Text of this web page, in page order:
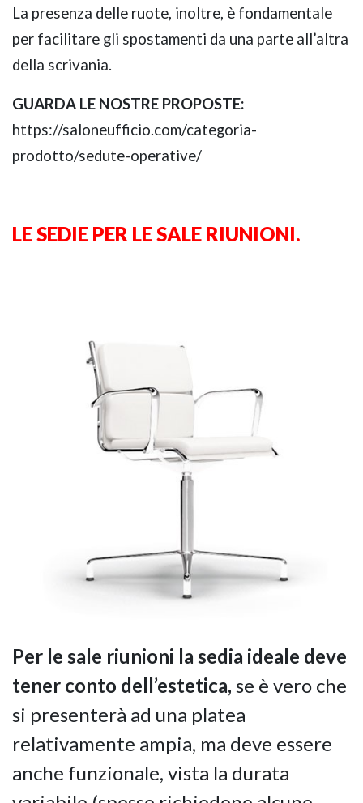
La presenza delle ruote, inoltre, è fondamentale
per facilitare gli spostamenti da una parte all’altra
della scrivania.
GUARDA LE NOSTRE PROPOSTE:
https://saloneufficio.com/categoria-
prodotto/sedute-operative/
LE SEDIE PER LE SALE RIUNIONI.
Per le sale riunioni la sedia ideale deve
tener conto dell’estetica, se è vero che
si presenterà ad una platea
relativamente ampia, ma deve essere
anche funzionale, vista la durata